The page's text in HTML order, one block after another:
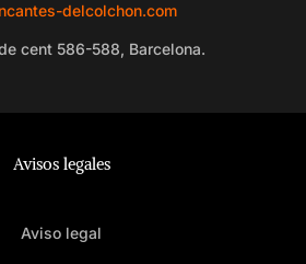
delcolchon.com
cent 586-588, Barcelona.
Avisos legales
Aviso legal